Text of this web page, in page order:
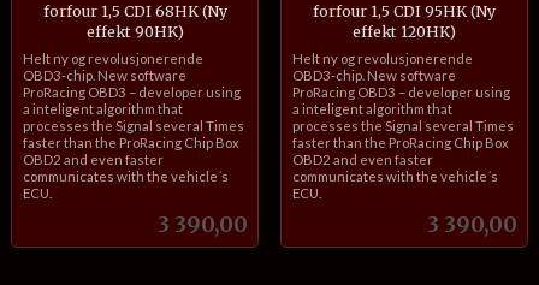
forfour 1,5 CDI 68HK (Ny
effekt 90HK)
Pris
3 390,00
inkl.
mva.
Helt ny og revolusjonerende
OBD3-chip. New software
ProRacing OBD3 – developer using
a inteligent algorithm that
processes the Signal several Times
faster than the ProRacing Chip Box
OBD2 and even faster
communicates with the vehicle´s
ECU.
forfour 1,5 CDI 95HK (Ny
effekt 120HK)
Pris
3 390,00
inkl.
mva.
Helt ny og revolusjonerende
OBD3-chip. New software
ProRacing OBD3 – developer using
a inteligent algorithm that
processes the Signal several Times
faster than the ProRacing Chip Box
OBD2 and even faster
communicates with the vehicle´s
ECU.